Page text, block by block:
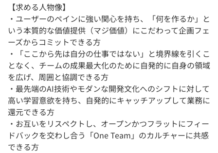
【求める人物像】
・ユーザーのペインに強い関心を持ち、「何を作るか」と
いう本質的な価値提供（マジ価値）にこだわって企画フェ
ーズからコミットできる方
・「ここから先は自分の仕事ではない」と境界線を引くこ
となく、チームの成果最大化のために自発的に自身の領域
を広げ、周囲と協調できる方
・最先端のAI技術やモダンな開発文化へのシフトに対して
高い学習意欲を持ち、自発的にキャッチアップして業務に
還元できる方
・お互いをリスペクトし、オープンかつフラットにフィー
ドバックを交わし合う「One Team」のカルチャーに共感
できる方